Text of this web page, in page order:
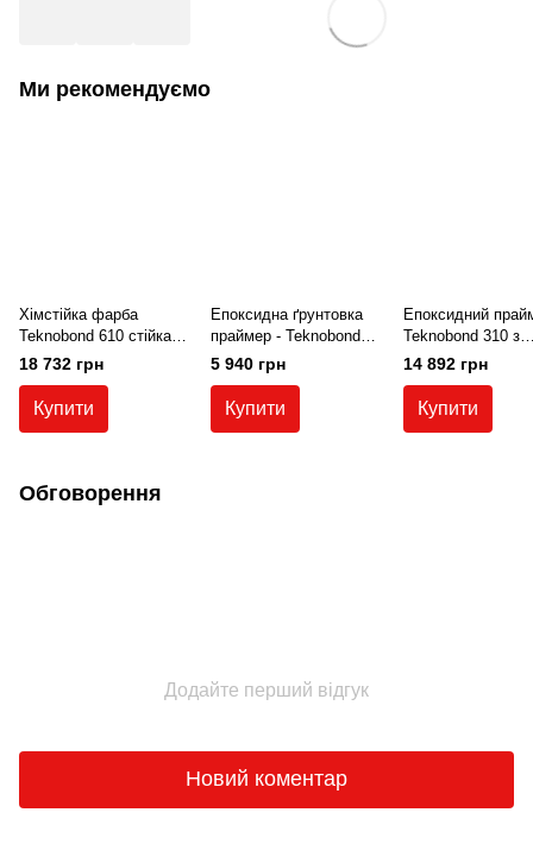
Ми рекомендуємо
Хімстійка фарба
Teknobond 610 стійка
до сірчаної, азотної,
соляної, молочної
кислоти, хімії, лугів,
епоксидна емаль, 20 кг
18 732 грн
Купити
Епоксидна ґрунтовка
праймер - Teknobond
300 5 кг.
5 940 грн
Купити
Епоксидний
Teknobond 310 з
низькою
розчинників
14 892 грн
Купити
Обговорення
Додайте перший відгук
Новий коментар